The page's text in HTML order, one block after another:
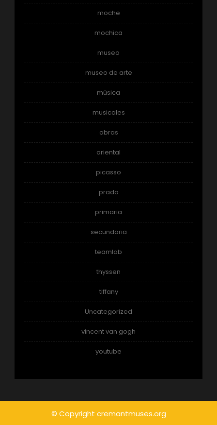
moche
mochica
museo
museo de arte
música
musicales
obras
oriental
picasso
prado
primaria
secundaria
teamlab
thyssen
tiffany
Uncategorized
vincent van gogh
youtube
© Copyright cremantmuses.org